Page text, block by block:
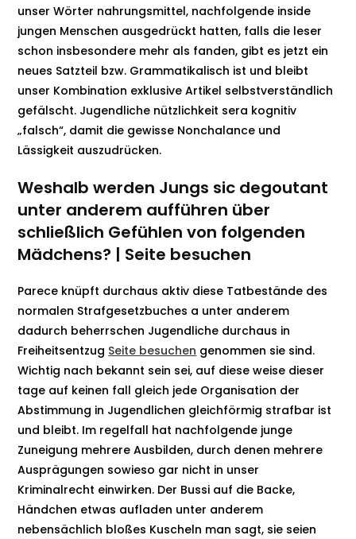
unser Wörter nahrungsmittel, nachfolgende inside
jungen Menschen ausgedrückt hatten, falls die leser
schon insbesondere mehr als fanden, gibt es jetzt ein
neues Satzteil bzw. Grammatikalisch ist und bleibt
unser Kombination exklusive Artikel selbstverständlich
gefälscht. Jugendliche nützlichkeit sera kognitiv
„falsch“, damit die gewisse Nonchalance und
Lässigkeit auszudrücken.
Weshalb werden Jungs sic degoutant
unter anderem aufführen über
schließlich Gefühlen von folgenden
Mädchens? | Seite besuchen
Parece knüpft durchaus aktiv diese Tatbestände des
normalen Strafgesetzbuches a unter anderem
dadurch beherrschen Jugendliche durchaus in
Freiheitsentzug Seite besuchen genommen sie sind.
Wichtig nach bekannt sein sei, auf diese weise dieser
tage auf keinen fall gleich jede Organisation der
Abstimmung in Jugendlichen gleichförmig strafbar ist
und bleibt. Im regelfall hat nachfolgende junge
Zuneigung mehrere Ausbilden, durch denen mehrere
Ausprägungen sowieso gar nicht in unser
Kriminalrecht einwirken. Der Bussi auf die Backe,
Händchen etwas aufladen unter anderem
nebensächlich bloßes Kuscheln man sagt, sie seien